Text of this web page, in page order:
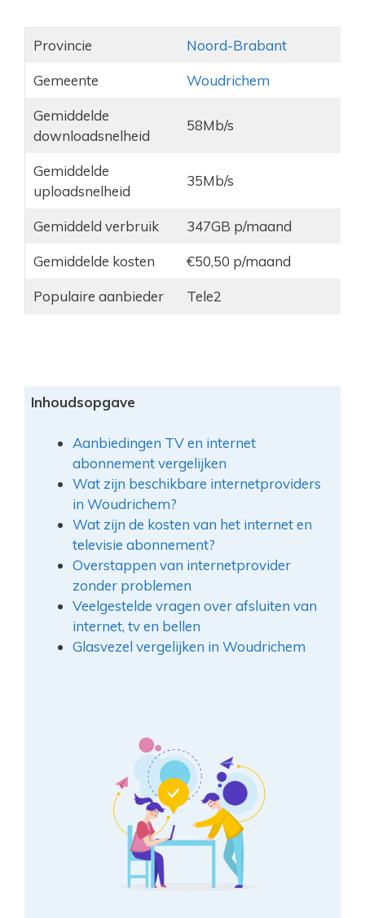
Provincie Noord-Brabant
Gemeente Woudrichem
Gemiddelde
downloadsnelheid
58Mb/s
Gemiddelde
uploadsnelheid
35Mb/s
Gemiddeld verbruik 347GB p/maand
Gemiddelde kosten €50,50 p/maand
Populaire aanbieder Tele2
Inhoudsopgave
Aanbiedingen TV en internet
abonnement vergelijken
Wat zijn beschikbare internetproviders
in Woudrichem?
Wat zijn de kosten van het internet en
televisie abonnement?
Overstappen van internetprovider
zonder problemen
Veelgestelde vragen over afsluiten van
internet, tv en bellen
Glasvezel vergelijken in Woudrichem